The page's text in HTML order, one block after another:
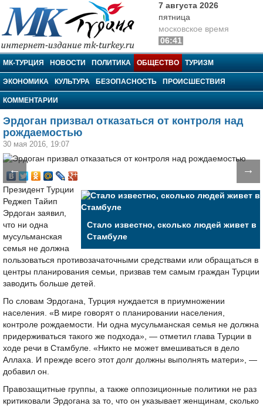
МК-Турция
7 августа 2026
пятница
московское время
06:41
МК-ТУРЦИЯ НОВОСТИ ПОЛИТИКА ОБЩЕСТВО ТУРИЗМ
ЭКОНОМИКА КУЛЬТУРА БЕЗОПАСНОСТЬ ПРОИСШЕСТВИЯ
КОММЕНТАРИИ
Эрдоган призвал отказаться от контроля над
рождаемостью
30 мая 2016, 19:07
← →
Стало известно, сколько людей живет в
Стамбуле
Президент Турции
Реджеп Тайип
Эрдоган заявил,
что ни одна
мусульманская
семья не должна
пользоваться противозачаточными средствами или обращаться в
центры планирования семьи, призвав тем самым граждан Турции
заводить больше детей.
По словам Эрдогана, Турция нуждается в приумножении
населения. «В мире говорят о планировании населения,
контроле рождаемости. Ни одна мусульманская семья не должна
придерживаться такого же подхода», — отметил глава Турции в
ходе речи в Стамбуле. «Никто не может вмешиваться в дело
Аллаха. И прежде всего этот долг должны выполнять матери», —
добавил он.
Правозащитные группы, а также оппозиционные политики не раз
критиковали Эрдогана за то, что он указывает женщинам, сколько